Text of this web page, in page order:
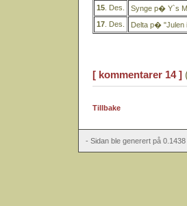
15 . Des.
Synge p� Y`s
17 . Des. Delta p� "Julen
[ kommentarer 14 ]
Tillbake
- Sidan ble generert på